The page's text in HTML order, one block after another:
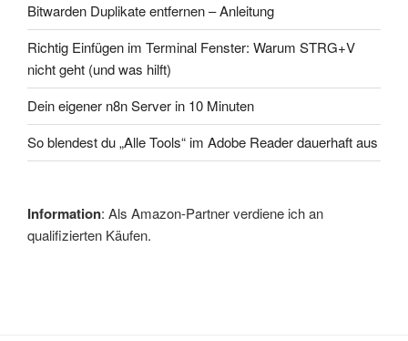
Bitwarden Duplikate entfernen – Anleitung
Richtig Einfügen im Terminal Fenster: Warum STRG+V
nicht geht (und was hilft)
Dein eigener n8n Server in 10 Minuten
So blendest du „Alle Tools“ im Adobe Reader dauerhaft aus
Information: Als Amazon-Partner verdiene ich an
qualifizierten Käufen.